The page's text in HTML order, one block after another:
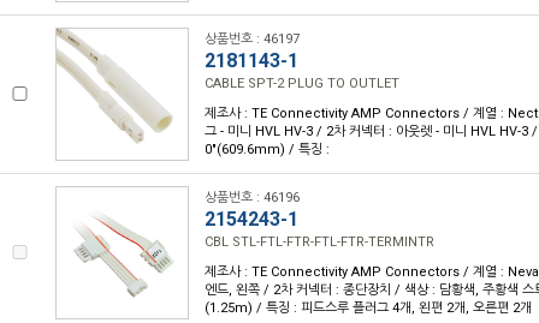
상품번호 : 46197
2181143-1
CABLE SPT-2 PLUG TO OUTLET
제조사 : TE Connectivity AMP Connectors / 계열 :
그 - 미니 HVL HV-3 / 2차 커넥터 : 아웃렛 - 미니 HVL HV-3
0"(609.6mm) / 특징 :
상품번호 : 46196
2154243-1
CBL STL-FTL-FTR-FTL-FTR-TERMINTR
제조사 : TE Connectivity AMP Connectors / 계열 :
엔드, 왼쪽 / 2차 커넥터 : 종단장치 / 색상 : 담황색, 주황색
(1.25m) / 특징 : 피드스루 플러그 4개, 왼편 2개, 오른편 2개